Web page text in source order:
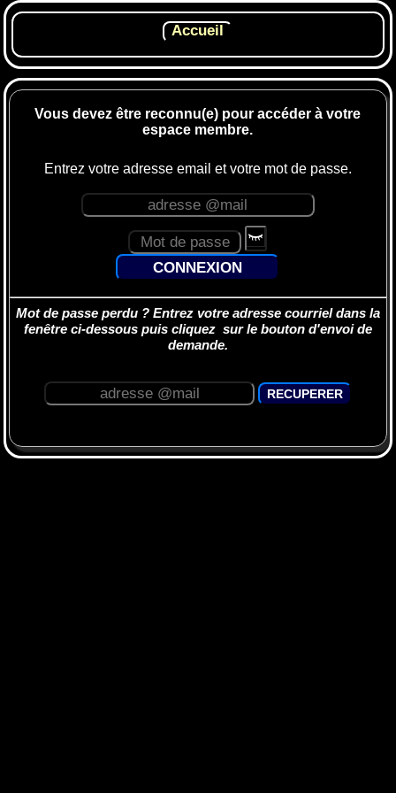
Vous devez être reconnu(e) pour accéder à votre
espace membre.
Entrez votre adresse email et votre mot de passe.
Mot de passe perdu ? Entrez votre adresse courriel dans la
fenêtre ci-dessous puis cliquez sur le bouton d'envoi de
demande.